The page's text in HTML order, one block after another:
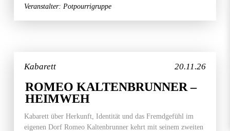
Veranstalter: Potpourrigruppe
20.11.26
Kabarett
ROMEO KALTENBRUNNER –
HEIMWEH
Kabarett über Herkunft, Identität und das Fremdgefühl im
eigenen Dorf Romeo Kaltenbrunner kehrt mit seinem zweiten